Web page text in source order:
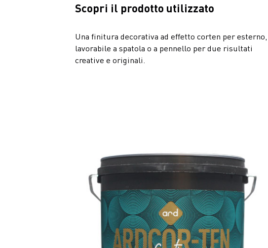
Scopri il prodotto utilizzato
Una finitura decorativa ad effetto corten per esterno,
lavorabile a spatola o a pennello per due risultati
creative e originali.